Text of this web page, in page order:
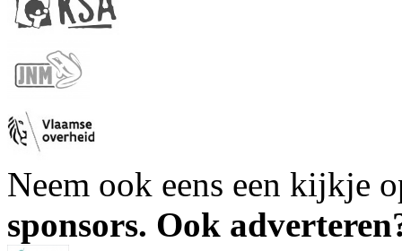
Neem ook eens een kijkje
sponsors. Ook